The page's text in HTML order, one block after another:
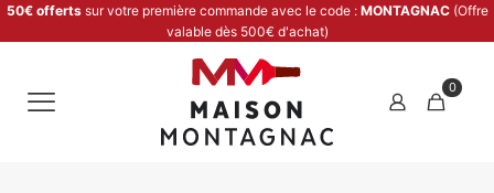
50€ offertssur votre première commande avec le code : MONTAGNAC (Offre
valable dès 500€ d'achat)
0